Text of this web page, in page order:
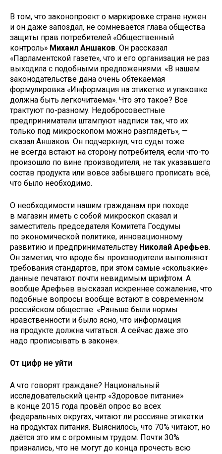
В том, что законопроект о маркировке стране нужен
и он даже запоздал, не сомневается глава общества
защиты прав потребителей «Общественный
контроль» Михаил Аншаков. Он рассказал
«Парламентской газете», что и его организация не раз
выходила с подобными предложениями. «В нашем
законодательстве дана очень обтекаемая
формулировка «Информация на этикетке и упаковке
должна быть легкочитаема». Что это такое? Все
трактуют по-разному. Недобросовестные
предприниматели штампуют надписи так, что их
только под микроскопом можно разглядеть», —
сказал Аншаков. Он подчеркнул, что суды тоже
не всегда встают на сторону потребителя, если что-то
произошло по вине производителя, не так указавшего
состав продукта или вовсе забывшего прописать всё,
что было необходимо.
О необходимости нашим гражданам при походе
в магазин иметь с собой микроскоп сказал и
заместитель председателя Комитета Госдумы
по экономической политике, инновационному
развитию и предпринимательству Николай Арефьев.
Он заметил, что вроде бы производители выполняют
требования стандартов, при этом самые «скользкие»
данные печатают почти невидимым шрифтом. А
вообще Арефьев высказал искреннее сожаление, что
подобные вопросы вообще встают в современном
российском обществе: «Раньше были нормы
нравственности и было ясно, что информация
на продукте должна читаться. А сейчас даже это
надо прописывать в законе».
От цифр не уйти
А что говорят граждане? Национальный
исследовательский центр «Здоровое питание»
в конце 2015 года провёл опрос во всех
федеральных округах, читают ли россияне этикетки
на продуктах питания. Выяснилось, что 70% читают, но
даётся это им с огромным трудом. Почти 30%
признались, что не могут до конца прочесть всю